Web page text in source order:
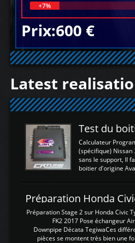
+7%
Prix:600 €
Latest
Calculateur
(spécifique) Nissan
sans le support, Il
boitier d'origine
d'envoyer
dans le boitier.
La sortie 0-5V de
l'entrée AN Volt 8
Analogique, et Volt
tension (Pas une
Préparation Stage 2 sur Honda Civic
FK2 2017 Pose échangeur
Downpipe Décata TegiwaCes
pièces se montent très bien une